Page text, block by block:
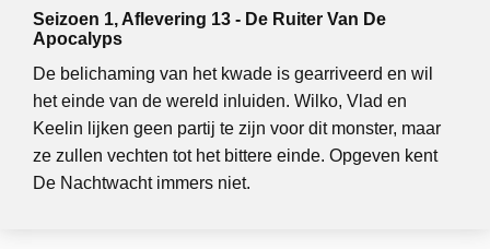
Seizoen 1, Aflevering 13 - De Ruiter Van De
Apocalyps
De belichaming van het kwade is gearriveerd en wil
het einde van de wereld inluiden. Wilko, Vlad en
Keelin lijken geen partij te zijn voor dit monster, maar
ze zullen vechten tot het bittere einde. Opgeven kent
De Nachtwacht immers niet.